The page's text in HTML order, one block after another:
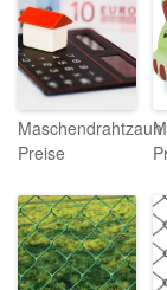
Maschendrahtzaun
Preise